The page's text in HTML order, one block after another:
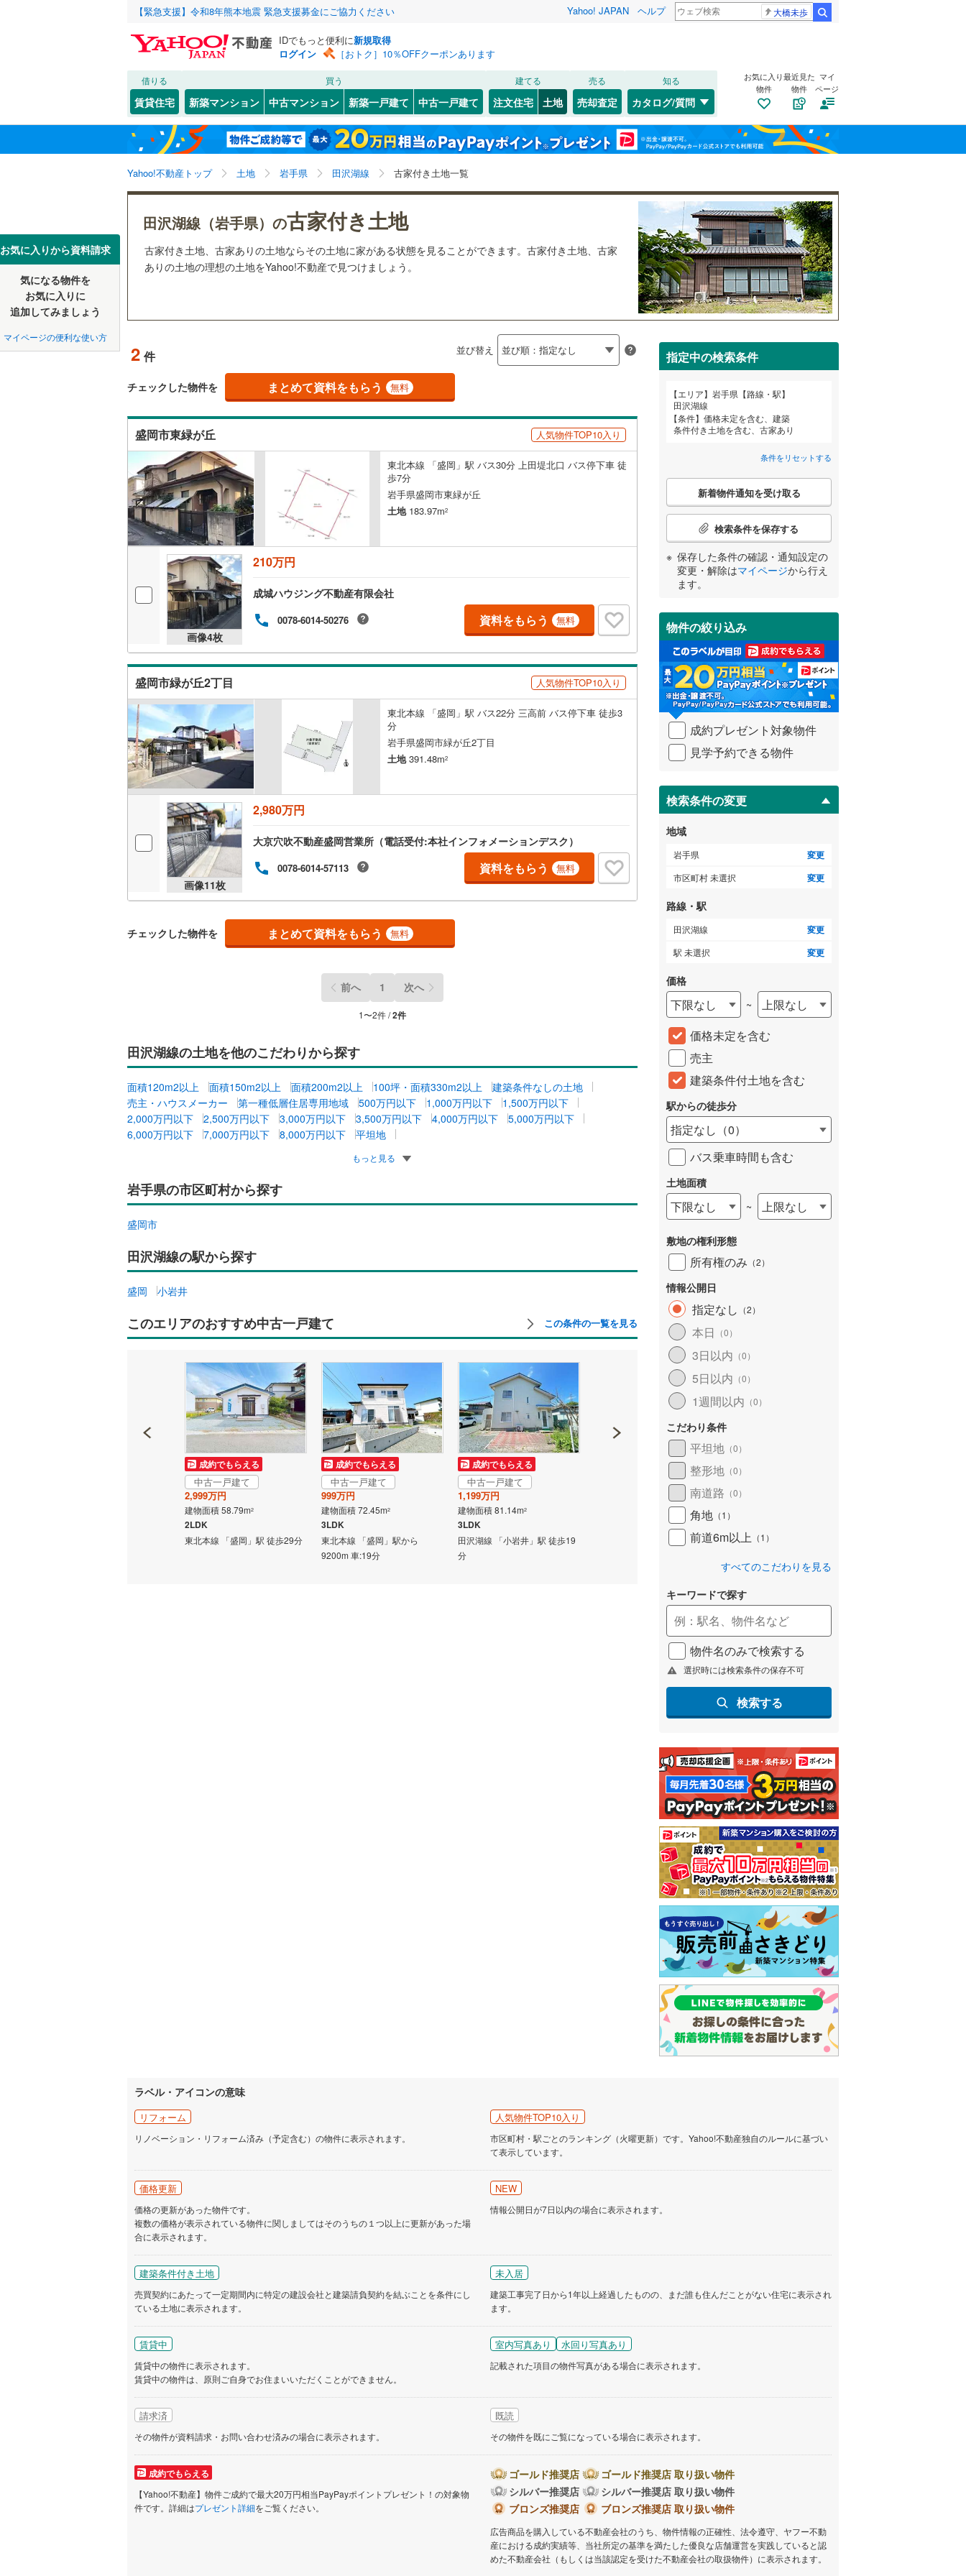
【緊急支援】令和8年熊本地震 緊急支援募金にご協力ください Yahoo! JAPAN ヘルプ 大橋未歩
IDでもっと便利に新規取得
ログイン
［おトク］10％OFFクーポンあります
借りる
賃貸住宅
買う
新築マンション 中古マンション 新築一戸建て 中古一戸建て
建てる
注文住宅 土地
売る
売却査定
知る
カタログ/質問
お気に入り
物件
最近見た
物件
マイ
ページ
Yahoo!不動産トップ 土地 岩手県 田沢湖線 古家付き土地一覧
お気に入りから資料請求
気になる物件を
お気に入りに
追加してみましょう
マイページの便利な使い方
田沢湖線（岩手県）の古家付き土地
古家付き土地、古家ありの土地ならその土地に家がある状態を見ることができます。古家付き土地、古家
ありの土地の理想の土地をYahoo!不動産で見つけましょう。
2 件 並び替え
チェックした物件を まとめて資料をもらう 無料
盛岡市東緑が丘 人気物件TOP10入り
東北本線 「盛岡」駅 バス30分 上田堤北口 バス停下車 徒
歩7分
岩手県盛岡市東緑が丘
土地183.97m2
画像4枚
210万円
成城ハウジング不動産有限会社
0078-6014-50276 資料をもらう 無料
盛岡市緑が丘2丁目 人気物件TOP10入り
東北本線 「盛岡」駅 バス22分 三高前 バス停下車 徒歩3
分
岩手県盛岡市緑が丘2丁目
土地391.48m2
画像11枚
2,980万円
大京穴吹不動産盛岡営業所（電話受付:本社インフォメーションデスク）
0078-6014-57113 資料をもらう 無料
チェックした物件を まとめて資料をもらう 無料
前へ 1 次へ
1〜2件 /2件
田沢湖線の土地を他のこだわりから探す
面積120m2以上 面積150m2以上 面積200m2以上 100坪・面積330m2以上
建築条件なしの土地
売主・ハウスメーカー
第一種低層住居専用地域 500万円以下 1,000万円以下
1,500万円以下
2,000万円以下
2,500万円以下 3,000万円以下 3,500万円以下 4,000万円以下
5,000万円以下
6,000万円以下
7,000万円以下 8,000万円以下 平坦地
もっと見る
岩手県の市区町村から探す
盛岡市
田沢湖線の駅から探す
盛岡 小岩井
このエリアのおすすめ中古一戸建て この条件の一覧を見る
成約でもらえる
中古一戸建て
2,999万円
建物面積 58.79m2
2LDK
東北本線 「盛岡」駅 徒歩29分
成約でもらえる
中古一戸建て
999万円
建物面積 72.45m2
3LDK
東北本線 「盛岡」駅から
9200m 車:19分
成約でもらえる
中古一戸建て
1,199万円
建物面積 81.14m2
3LDK
田沢湖線 「小岩井」駅 徒歩19
分
5SLDK＋セカンドリビング
東北本線 「盛岡」駅 バス25分
加賀野児童公園前 バス停下車
3,380万円
建物面積 89.24m
向中野五丁目 バス停下車 徒歩
指定中の検索条件
エリア
岩手県【路線・駅】
田沢湖線
条件
価格未定を含む、建築
条件付き土地を含む、古家あり
条件をリセットする
こ
検
条
件
受
け
取
る
・
条
件
を
イ
ペ
ジ
に
保
存
す
る
新着物件通知を受け取る
検索条件を保存する
保存した条件の確認・通知設定の
変更・解除はマイページから行え
ます。
物件の絞り込み
成約プレゼント対象物件
見学予約できる物件
検索条件の変更
地域
岩手県 変更
市区町村 未選択 変更
路線・駅
田沢湖線 変更
駅 未選択 変更
価格
下限なし ~
上限なし
価格未定を含む
売主
建築条件付土地を含む
駅からの徒歩分
指定なし （0）
バス乗車時間も含む
土地面積
下限なし ~ 上限なし
敷地の権利形態
所有権のみ （2）
情報公開日
指定なし （2）
本日 （0）
3日以内 （0）
5日以内 （0）
1週間以内 （0）
こだわり条件
平坦地 （0）
整形地 （0）
南道路 （0）
角地 （1 ）
前道6m以上 （1 ）
すべてのこだわりを見る
キーワードで探す
物件名のみで検索する
選択時には検索条件の保存不可
検索する
ラベル・アイコンの意味
リフォーム
リノベーション・リフォーム済み（予定含む）の物件に表示されます。
人気物件TOP10入り
市区町村・駅ごとのランキング（火曜更新）です。Yahoo!不動産独自のルールに基づい
て表示しています。
価格更新
価格の更新があった物件です。
複数の価格が表示されている物件に関しましてはそのうちの１つ以上に更新があった場
合に表示されます。
NEW
情報公開日が7日以内の場合に表示されます。
建築条件付き土地
売買契約にあたって一定期間内に特定の建設会社と建築請負契約を結ぶことを条件にし
ている土地に表示されます。
未入居
建築工事完了日から1年以上経過したものの、まだ誰も住んだことがない住宅に表示され
ます。
賃貸中
賃貸中の物件に表示されます。
賃貸中の物件は、原則ご自身でお住まいいただくことができません。
室内写真あり 水回り写真あり
記載された項目の物件写真がある場合に表示されます。
請求済
その物件が資料請求・お問い合わせ済みの場合に表示されます。
既読
その物件を既にご覧になっている場合に表示されます。
成約でもらえる
【Yahoo!不動産】物件ご成約で最大20万円相当PayPayポイントプレゼント！の対象物
件です。詳細はプレゼント詳細をご覧ください。
ゴールド推奨店
ゴールド推奨店 取り扱い物件
シルバー推奨店
シルバー推奨店 取り扱い物件
ブロンズ推奨店
ブロンズ推奨店 取り扱い物件
広告商品を購入している不動産会社のうち、物件情報の正確性、法令遵守、ヤフー不動
産における成約実績等、当社所定の基準を満たした優良な店舗運営を実践していると認
めた不動産会社（もしくは当該認定を受けた不動産会社の取扱物件）に表示されます。
北海道 北海道
東北 青森 岩手 宮城 秋田 山形 福島
関東 東京 神奈川 埼玉
長野
東海 愛知 岐阜 静岡 三重
和歌山
中国 鳥取 島根 岡山 広島 山口
高知
福岡 佐賀 長崎 鹿児島
該当物件0件 この条件で検索する 条件をリセットする
盛岡市(2) 宮古市(0) 大船渡市(0)
花巻市(0) 北上市(0) 久慈市(0)
遠野市( 0)
釜石市
0 八幡平市(0)
奥州市 (0 岩手郡雫石町(0)
岩手郡葛巻町(0) 紫波郡紫波町(0)
胆沢郡金ケ崎町(0)
西磐井郡平泉町(0) 気仙郡住田町(0) 上閉伊郡大槌町(0)
下閉伊郡岩泉町(0) 下閉伊郡田野畑村(0)
下閉伊郡普代村(0) 九戸郡野田村(0)
九戸郡九戸村(0) 二戸郡一戸町( 0)
該当物件0件 この条件で検索する 条件をリセットする
該当物件0件 条件をリセットする
JR 東北本線(2) 大船渡線(0) 北上線(0)
釜石線(0) 田沢湖線(2) 山田線(2)
花輪線(0) 八戸線(0) 東北新幹線(2)
秋田新幹線
2)
IGRいわて銀河鉄道(
該当物件0件 この条件で検索する 条件をリセットする
(0) (0) (0) (0) (0) (0)
該当物件0件 条件をリセットする
こだわり条件 配置、向き、建ち方、日当たり
前道6m以上（1） 角地（1） 南道路（0）
平坦地（0） 整形地（0） 古家あり（2）
販売、価格、契約、入居関連など
更地渡し（0）
立地
小学校まで1km以内（0）
オンライン対応
IT重説可（0 ）
オンライン対応とは？
該当物件0件 条件をリセットする
検索条件を保存しました
この検索条件の新着物件通知は、 マイページから設定できます。
保存した条件を見る
岩手県、田沢湖線、価格未定を含む、建築条件付き土地
を含む、古家あり
検索条件を保存する
閉じる お気に入りリストを見る
閉じる
閉じる お気に入りリストを見る
閉じる